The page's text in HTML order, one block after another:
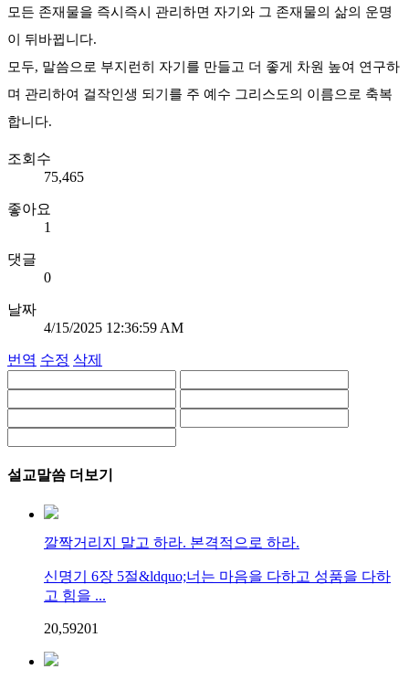
모든 존재물을 즉시즉시 관리하면 자기와 그 존재물의 삶의 운명
이 뒤바뀝니다.
모두, 말씀으로 부지런히 자기를 만들고 더 좋게 차원 높여 연구하
며 관리하여 걸작인생 되기를 주 예수 그리스도의 이름으로 축복
합니다.
조회수
75,465
좋아요
1
댓글
0
날짜
4/15/2025 12:36:59 AM
번역 수정 삭제
설교말씀 더보기
깔짝거리지 말고 하라. 본격적으로 하라.
신명기 6장 5절&ldquo;너는 마음을 다하고 성품을 다하
고 힘을 ...
20,59201